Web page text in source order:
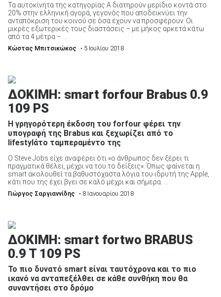
Τα αυτοκίνητα της κατηγορίας Α διατηρούν μερίδιο κοντά στο
20% στην ελληνική αγορά, γεγονός που αποδεικνύει την
ανταπόκριση του κοινού σε όσα έχουν να προσφέρουν. Οι
μικρές εξωτερικές τους διαστάσεις – με μήκος αρκετά κάτω
από τα 4 μέτρα – ...
Κώστας Μπιτσικώκος • 5 Ιουλίου 2018
ΔΟΚΙΜΗ: smart forfour Brabus 0.9
109 PS
Η γρηγορότερη έκδοση του forfour φέρει την
υπογραφή της Brabus και ξεχωρίζει από το
lifestylάτο ταμπεραμέντο της
Ο Steve Jobs είχε αναφέρει ότι «ο άνθρωπος δεν ξέρει τι
πραγματικά θέλει, μέχρι να του το δείξεις». Όπως φαίνεται η
smart ακολουθεί τα βαθυστόχαστα λόγια του ιδρυτή της Apple,
κάτι που της έχει βγει σε καλό μέχρι και σήμερα. ...
Γιώργος Σαργιαννίδης • 8 Ιανουαρίου 2018
ΔΟΚΙΜΗ: smart fortwo BRABUS
0.9 T 109 PS
Το πιο δυνατό smart είναι ταυτόχρονα και το πιο
ικανό να ανταπεξέλθει σε κάθε συνθήκη που θα
συναντήσει στο δρόμο